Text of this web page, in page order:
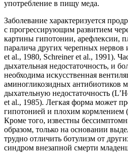
употребление в пищу меда.
Заболевание характеризуется
с прогрессирующим развитием
картины гипотонии, арефлексии,
паралича других черепных нервов
et al., 1980, Schreiner et al., 1991).
дыхательная недостаточность, и
необходима искусственная
аминогликозидных антибиотиков
дыхательную недостаточность
et al., 1985). Легкая форма может
гипотонией и плохим кормлением
Кроме того, известны
образом, только на основании
трудно отличить ботулизм от
синдром внезапной смерти